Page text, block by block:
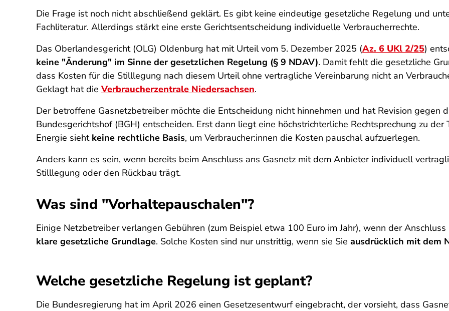
Die Frage ist noch nicht abschließend geklärt. Es gibt keine eindeutige gesetzliche Regelung und
Fachliteratur. Allerdings stärkt eine erste Gerichtsentscheidung individuelle Verbraucherrechte.
Das Oberlandesgericht (OLG) Oldenburg hat mit Urteil vom 5. Dezember 2025 (Az. 6 UKl 2/25)
keine "Änderung" im Sinne der gesetzlichen Regelung (§ 9 NDAV). Damit fehlt die gesetzliche
dass Kosten für die Stilllegung nach diesem Urteil ohne vertragliche Vereinbarung nicht an
Geklagt hat dieVerbraucherzentrale Niedersachsen.
Der betroffene Gasnetzbetreiber möchte die Entscheidung nicht hinnehmen und hat Revision gegen
Bundesgerichtshof (BGH) entscheiden. Erst dann liegt eine höchstrichterliche Rechtsprechung zu
Energie sieht keine rechtliche Basis, um Verbraucher:innen die Kosten pauschal aufzuerlegen.
Anders kann es sein, wenn bereits beim Anschluss ans Gasnetz mit dem Anbieter individuell
Stilllegung oder den Rückbau trägt.
Was sind "Vorhaltepauschalen"?
Einige Netzbetreiber verlangen Gebühren (zum Beispiel etwa 100 Euro im Jahr), wenn der
klare gesetzliche Grundlage. Solche Kosten sind nur unstrittig, wenn sie Sie ausdrücklich mit dem
Welche gesetzliche Regelung ist geplant?
Die Bundesregierung hat im April 2026 einen Gesetzesentwurf eingebracht, der vorsieht, dass